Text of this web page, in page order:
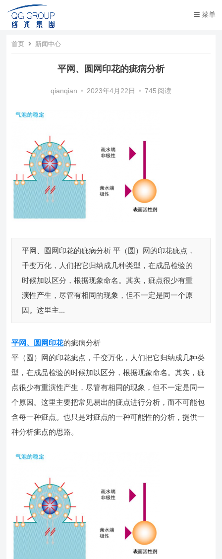
菜单
首页 新闻中心
平网、圆网印花​的疵病分析
qianqian • 2023年4月22日 • 745 阅读
平网、圆网印花​的疵病分析 平（圆）网的印花疵点，
千变万化，人们把它归纳成几种类型，在成品检验的
时候加以区分，根据现象命名。其实，疵点很少有重
演性产生，尽管有相同的现象，但不一定是同一个原
因。这里主...
平网、圆网印花​的疵病分析
平（圆）网的印花疵点，千变万化，人们把它归纳成几种类
型，在成品检验的时候加以区分，根据现象命名。其实，疵
点很少有重演性产生，尽管有相同的现象，但不一定是同一
个原因。这里主要把常见易出的疵点进行分析，而不可能包
含每一种疵点。也只是对疵点的一种可能性的分析，提供一
种分析疵点的思路。